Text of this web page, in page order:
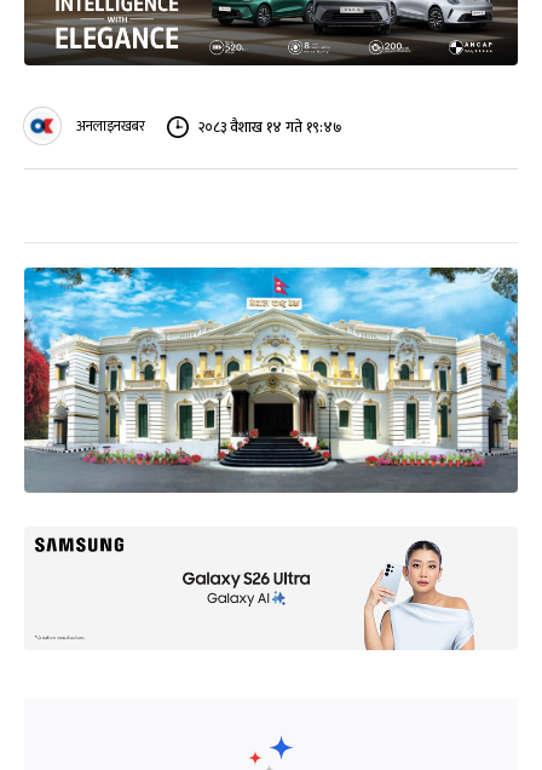
अनलाइनखबर २०८३ वैशाख १४ गते १९:४७